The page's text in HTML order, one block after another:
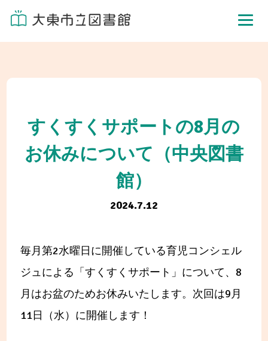
すくすくサポートの8月の
お休みについて（中央図書
館）
2024.7.12
毎月第2水曜日に開催している育児コンシェル
ジュによる「すくすくサポート」について、8
月はお盆のためお休みいたします。次回は9月
11日（水）に開催します！